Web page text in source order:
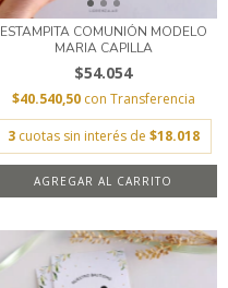
ESTAMPITA COMUNIÓN MODELO
MARIA CAPILLA
$54.054
$40.540,50 con Transferencia
3 cuotas sin interés de $18.018
AGREGAR AL CARRITO